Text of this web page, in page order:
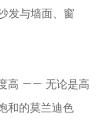
发与墙面、窗
高 —— 无论是高
和的莫兰迪色